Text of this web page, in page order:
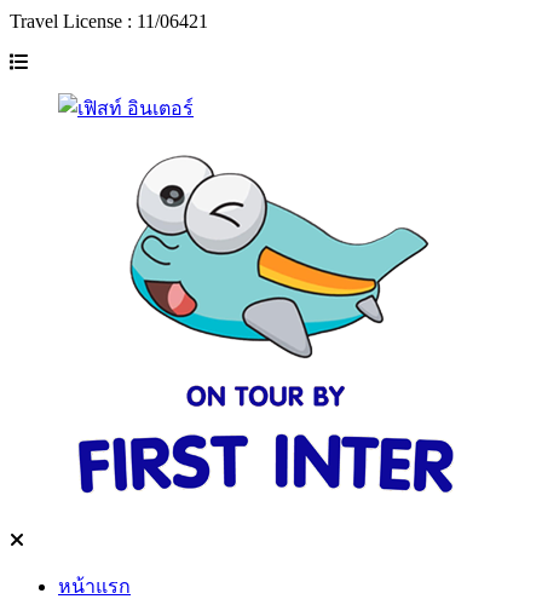
Travel License : 11/06421
หน้าแรก